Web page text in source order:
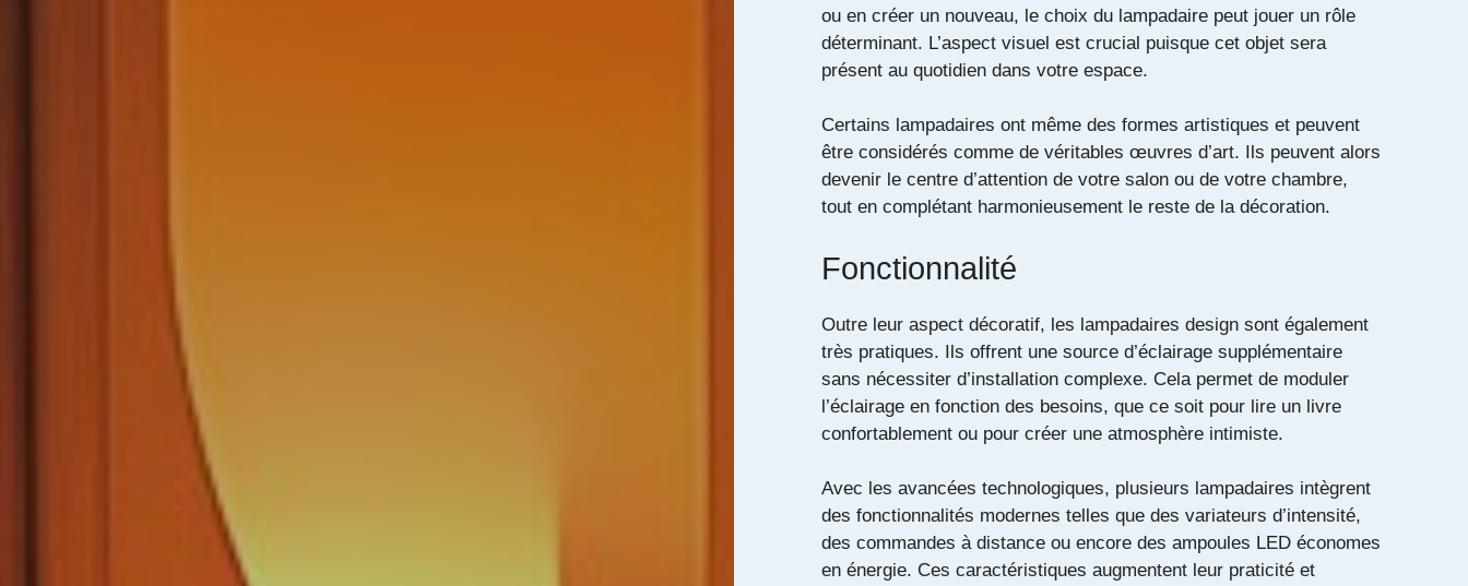
ou en créer un nouveau, le choix du lampadaire peut jouer un rôle
déterminant. L’aspect visuel est crucial puisque cet objet sera
présent au quotidien dans votre espace.
Certains lampadaires ont même des formes artistiques et peuvent
être considérés comme de véritables œuvres d’art. Ils peuvent alors
devenir le centre d’attention de votre salon ou de votre chambre,
tout en complétant harmonieusement le reste de la décoration.
Fonctionnalité
Outre leur aspect décoratif, les lampadaires design sont également
très pratiques. Ils offrent une source d’éclairage supplémentaire
sans nécessiter d’installation complexe. Cela permet de moduler
l’éclairage en fonction des besoins, que ce soit pour lire un livre
confortablement ou pour créer une atmosphère intimiste.
Avec les avancées technologiques, plusieurs lampadaires intègrent
des fonctionnalités modernes telles que des variateurs d’intensité,
des commandes à distance ou encore des ampoules LED économes
en énergie. Ces caractéristiques augmentent leur praticité et